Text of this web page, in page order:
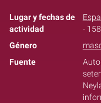
Lugar y fechas de
actividad
-
Género
Fuente